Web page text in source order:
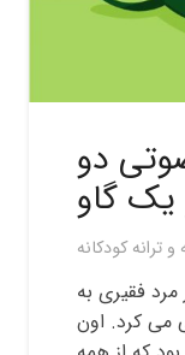
دو
یک گاو
ترانه کودکانه
فقیری به
می کرد. اون